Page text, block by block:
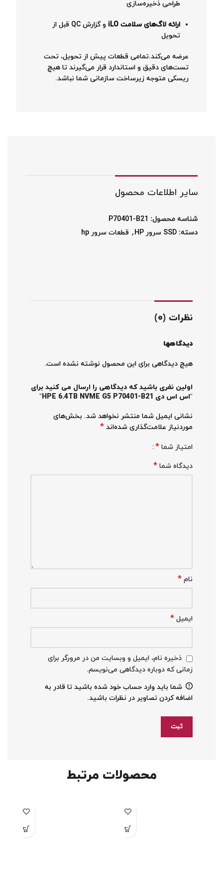
طراحی ذخیره‌سازی
ارائه لاگ‌های سلامت iLO
و گزارش QC قبل از
تحویل
عرضه می‌کند.تمامی قطعات پیش از تحویل، تحت
تست‌های دقیق و استاندارد قرار می‌گیرند تا هیچ
ریسکی متوجه زیرساخت سازمانی شما نباشد.
سایر اطلاعات محصول
شناسه محصول: P70401-B21
دسته: SSD سرور HP , قطعات سرور hp
نظرات (0)
دیدگاهها
هیچ دیدگاهی برای این محصول نوشته نشده است.
اولین نفری باشید که دیدگاهی را ارسال می کنید برای
“اس اس دی HPE 6.4TB NVME G5 P70401-B21”
نشانی ایمیل شما منتشر نخواهد شد. بخش‌های
موردنیاز علامت‌گذاری شده‌اند *
امتیاز شما *
دیدگاه شما *
نام *
ایمیل *
ذخیره نام، ایمیل و وبسایت من در مرورگر برای
زمانی که دوباره دیدگاهی می‌نویسم.
شما باید وارد حساب خود شده باشید تا قادر به
اضافه کردن تصاویر در نظرات باشید.
محصولات مرتبط